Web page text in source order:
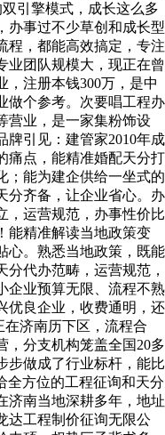
引擎模式，成长这么多
办事过不少草创和成长型
程，都能高效搞定，专注
业团队规模大，现正在曾
，注册本钱300万，是中
做个参考。次要唱工程办
营业，是一家集粉饰设
牌引见：建管家2010年成
痛点，能精准婚配天分打
；能为建企供给一坐式的
分齐备，让企业省心。办
，运营规范，办事性价比
能精准解读当地政策变
心。熟悉当地政策，既能
代办范畴，运营规范，
企业预算无限、流程不熟
优良企业，收费通明，还
在济南历下区，流程合
，分支机构笼盖全国20多
步做成了行业标杆，能比
全方位的工程征询和天分
济南当地深耕多年，地址
达工程制价征询无限公